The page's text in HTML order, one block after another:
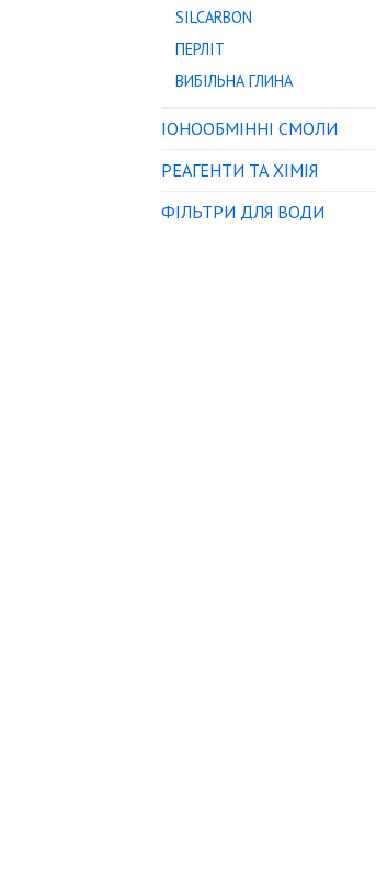
SILCARBON
ПЕРЛІТ
ВИБІЛЬНА ГЛИНА
IОНООБМІННІ СМОЛИ
РЕАГЕНТИ ТА ХІМІЯ
ФІЛЬТРИ ДЛЯ ВОДИ